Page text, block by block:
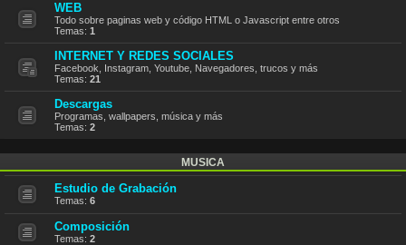
WEB
Todo sobre paginas web y código HTML o Javascript entre otros
Temas: 1
INTERNET Y REDES SOCIALES
Facebook, Instagram, Youtube, Navegadores, trucos y más
Temas: 21
Descargas
Programas, wallpapers, música y más
Temas: 2
MUSICA
Estudio de Grabación
Temas: 6
Composición
Temas: 2